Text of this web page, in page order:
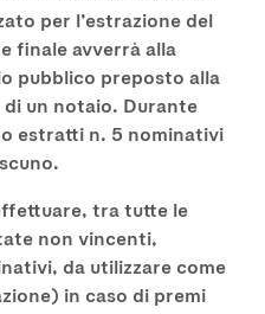
per l’estrazione del
finale avverrà alla
pubblico preposto alla
un notaio. Durante
estratti n. 5 nominativi
tra tutte le
non vincenti,
da utilizzare come
in caso di premi